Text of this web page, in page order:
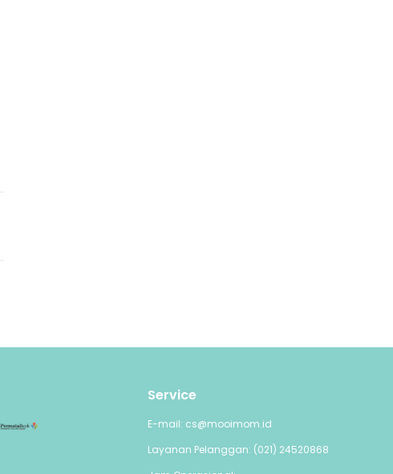
Service
E-mail: cs@mooimom.id
Layanan Pelanggan: (021) 24520868